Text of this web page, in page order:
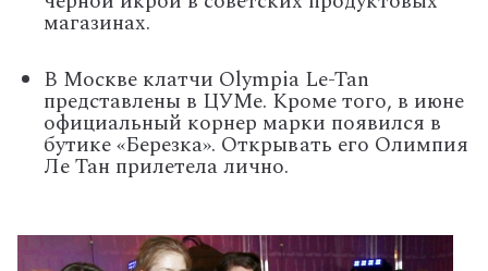
магазинах.
В Москве клатчи Olympia Le-Tan
представлены в ЦУМе. Кроме того, в июне
официальный корнер марки появился в
бутике «Березка». Открывать его Олимпия
Ле Тан прилетела лично.